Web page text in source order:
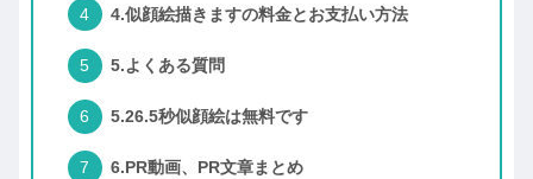
4.似顔絵描きますの料金とお支払い方法
5.よくある質問
5.26.5秒似顔絵は無料です
6.PR動画、PR文章まとめ